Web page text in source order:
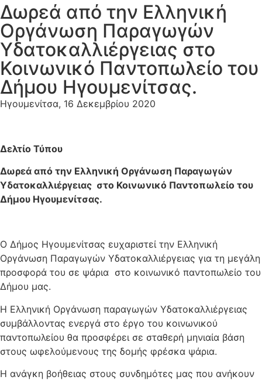
Δωρεά από την Ελληνική
Οργάνωση Παραγωγών
Υδατοκαλλιέργειας στο
Κοινωνικό Παντοπωλείο του
Δήμου Ηγουμενίτσας.
Ηγουμενίτσα, 16 Δεκεμβρίου 2020
Δελτίο Τύπου
Δωρεά από την Ελληνική Οργάνωση Παραγωγών
Υδατοκαλλιέργειας στο Κοινωνικό Παντοπωλείο του
Δήμου Ηγουμενίτσας.
Ο Δήμος Ηγουμενίτσας ευχαριστεί την Ελληνική
Οργάνωση Παραγωγών Υδατοκαλλιέργειας για τη μεγάλη
προσφορά του σε ψάρια στο κοινωνικό παντοπωλείο του
Δήμου μας.
Η Ελληνική Οργάνωση παραγωγών Υδατοκαλλιέργειας
συμβάλλοντας ενεργά στο έργο του κοινωνικού
παντοπωλείου θα προσφέρει σε σταθερή μηνιαία βάση
στους ωφελούμενους της δομής φρέσκα ψάρια.
Η ανάγκη βοήθειας στους συνδημότες μας που ανήκουν